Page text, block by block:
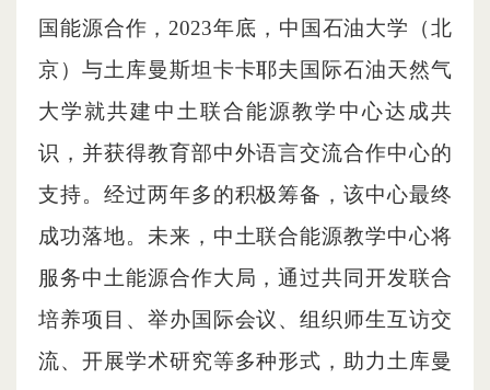
国能源合作，2023年底，中国石油大学（北
京）与土库曼斯坦卡卡耶夫国际石油天然气
大学就共建中土联合能源教学中心达成共
识，并获得教育部中外语言交流合作中心的
支持。经过两年多的积极筹备，该中心最终
成功落地。未来，中土联合能源教学中心将
服务中土能源合作大局，通过共同开发联合
培养项目、举办国际会议、组织师生互访交
流、开展学术研究等多种形式，助力土库曼